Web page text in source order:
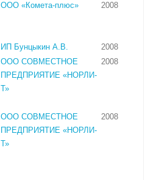
ООО «Комета-плюс» 2008
ИП Бунцыкин А.В.
2008
ООО СОВМЕСТНОЕ
ПРЕДПРИЯТИЕ «НОРЛИ-
Т»
2008
ООО СОВМЕСТНОЕ
ПРЕДПРИЯТИЕ «НОРЛИ-
Т»
2008